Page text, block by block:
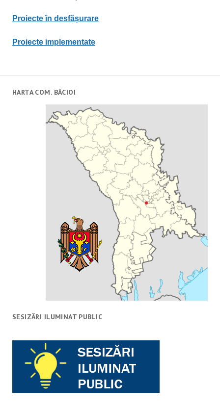
Proiecte în desfășurare
Proiecte implementate
HARTA COM. BĂCIOI
SESIZĂRI ILUMINAT PUBLIC